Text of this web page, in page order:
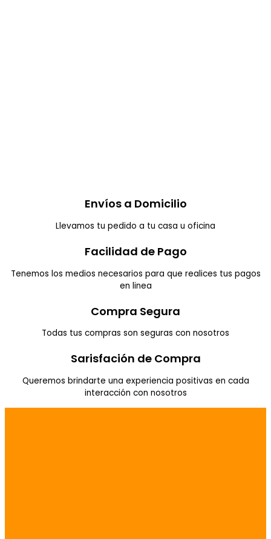
Envíos a Domicilio
Llevamos tu pedido a tu casa u oficina
Facilidad de Pago
Tenemos los medios necesarios para que realices tus pagos
en linea
Compra Segura
Todas tus compras son seguras con nosotros
Sarisfación de Compra
Queremos brindarte una experiencia positivas en cada
interacción con nosotros